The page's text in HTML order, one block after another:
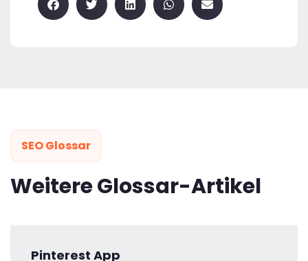
SEO Glossar
Weitere Glossar-Artikel
Pinterest App